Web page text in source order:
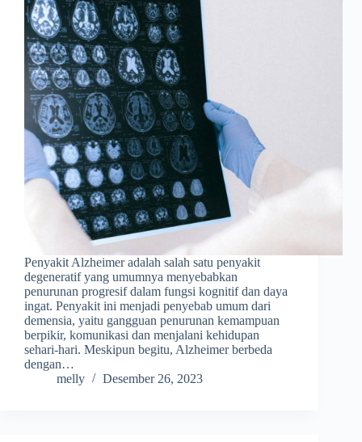
Penyakit Alzheimer adalah salah satu penyakit
degeneratif yang umumnya menyebabkan
penurunan progresif dalam fungsi kognitif dan daya
ingat. Penyakit ini menjadi penyebab umum dari
demensia, yaitu gangguan penurunan kemampuan
berpikir, komunikasi dan menjalani kehidupan
sehari-hari. Meskipun begitu, Alzheimer berbeda
dengan…
melly
Desember 26, 2023